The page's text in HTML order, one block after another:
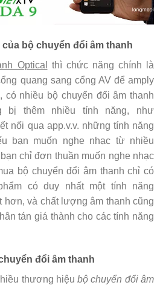
bộ chuyển đổi âm thanh
Optical
thì chức năng chính là
quang sang cổng AV để amply
có nhiều bộ chuyển đổi âm thanh
bị thêm nhiều tính năng, như
nối qua app.v.v. những tính năng
bạn muốn nghe nhạc từ nhiều
chỉ đơn thuần muốn nghe nhạc
bộ chuyển đổi âm thanh chỉ có
có duy nhất một tính năng
hơn, và chất lượng âm thanh cũng
tán giá thành cho các tính năng
đổi âm thanh
thương hiệubộ chuyển đổi âm